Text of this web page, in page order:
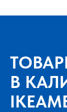
В